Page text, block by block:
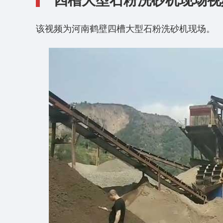
该视频为河南鹤壁四槽大型石粉洗砂机现场。